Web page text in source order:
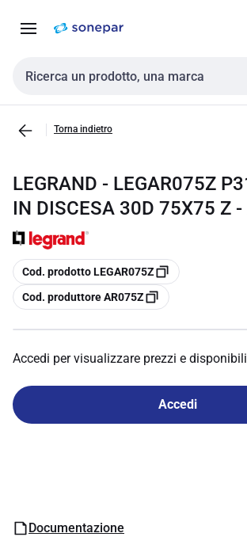
navigazione alla
Cerca input
Torna indietro
LEGRAND - LEGAR075Z
IN DISCESA 30D 75X75 Z
copia
Cod. prodotto LEGAR075Z
copia
Cod. produttore AR075Z
Accedi per visualizzare prezzi e
Accedi
Documentazione